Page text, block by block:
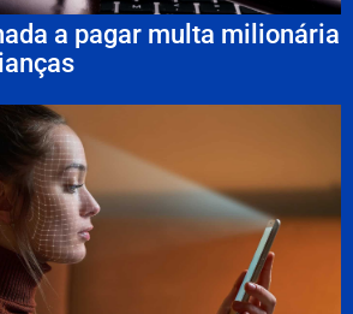
a pagar multa milionária